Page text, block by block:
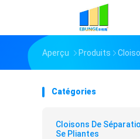
Aperçu Produits
Catégories
Cloisons De
Se Pliantes